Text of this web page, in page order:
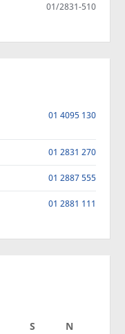
01/2831-510
01 4095 130
01 2831 270
01 2887 555
01 2881 111
S N